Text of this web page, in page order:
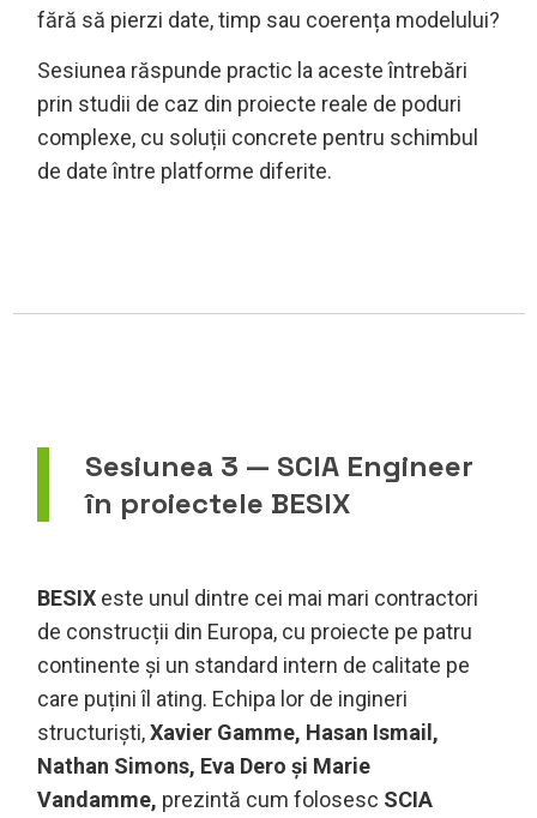
fără să pierzi date, timp sau coerența modelului?
Sesiunea răspunde practic la aceste întrebări
prin studii de caz din proiecte reale de poduri
complexe, cu soluții concrete pentru schimbul
de date între platforme diferite.
Sesiunea 3 — SCIA Engineer
în proiectele BESIX
BESIXeste unul dintre cei mai mari contractori
de construcții din Europa, cu proiecte pe patru
continente și un standard intern de calitate pe
care puțini îl ating. Echipa lor de ingineri
structuriști,Xavier Gamme, Hasan Ismail,
Nathan Simons, Eva Dero și Marie
Vandamme, prezintă cum folosesc SCIA